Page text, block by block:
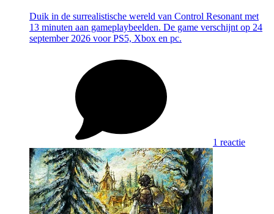
Duik in de surrealistische wereld van Control Resonant met
13 minuten aan gameplaybeelden. De game verschijnt op 24
september 2026 voor PS5, Xbox en pc.
1 reactie